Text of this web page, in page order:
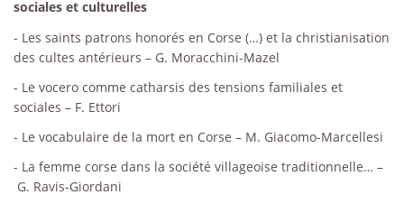
sociales et culturelles
- Les saints patrons honorés en Corse (…) et la christianisation
des cultes antérieurs – G. Moracchini-Mazel
- Le vocero comme catharsis des tensions familiales et
sociales – F. Ettori
- Le vocabulaire de la mort en Corse – M. Giacomo-Marcellesi
- La femme corse dans la société villageoise traditionnelle… –
G. Ravis-Giordani